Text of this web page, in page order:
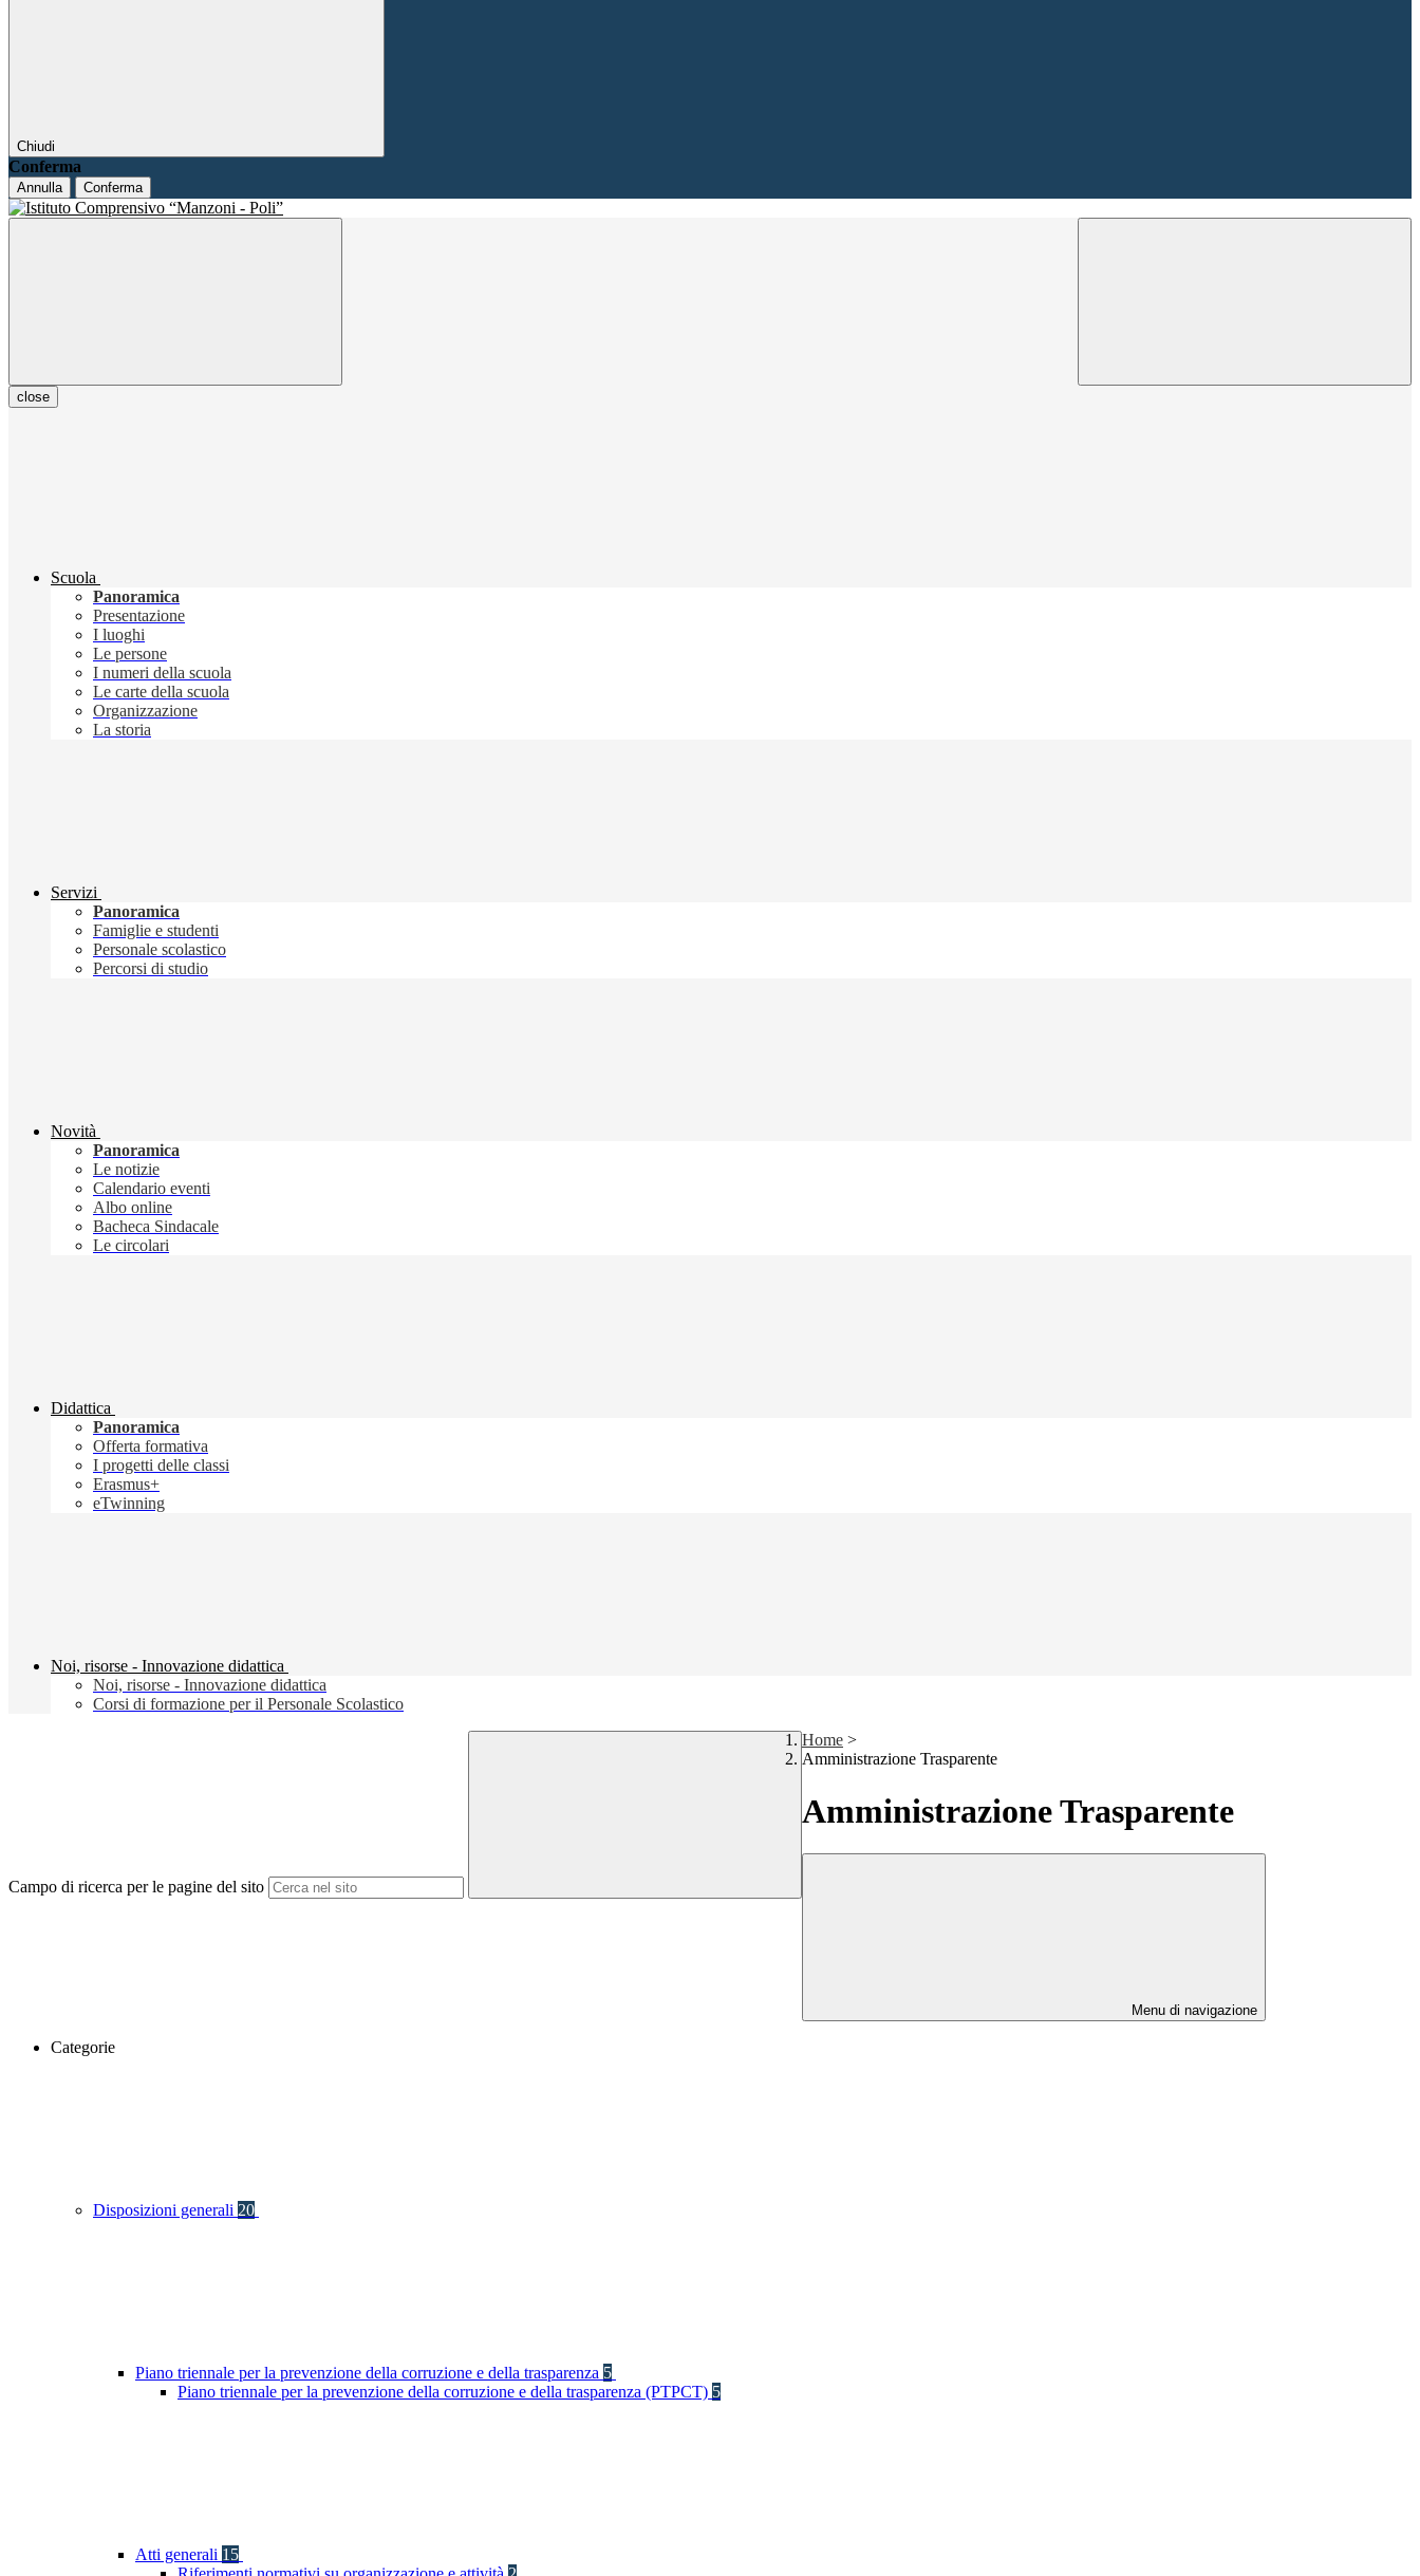
Chiudi
Conferma
Annulla Conferma
close
Scuola
Panoramica
Presentazione
I luoghi
Le persone
I numeri della scuola
Le carte della scuola
Organizzazione
La storia
Servizi
Panoramica
Famiglie e studenti
Personale scolastico
Percorsi di studio
Novità
Panoramica
Le notizie
Calendario eventi
Albo online
Bacheca Sindacale
Le circolari
Didattica
Panoramica
Offerta formativa
I progetti delle classi
Erasmus+
eTwinning
Noi, risorse - Innovazione didattica
Noi, risorse - Innovazione didattica
Corsi di formazione per il Personale Scolastico
Campo di ricerca per le pagine del sito
Home >
Amministrazione Trasparente
Amministrazione Trasparente
Menu di navigazione
Categorie
Disposizioni generali 20
Piano triennale per la prevenzione della corruzione e della trasparenza 5
Piano triennale per la prevenzione della corruzione e della trasparenza (PTPCT) 5
Atti generali 15